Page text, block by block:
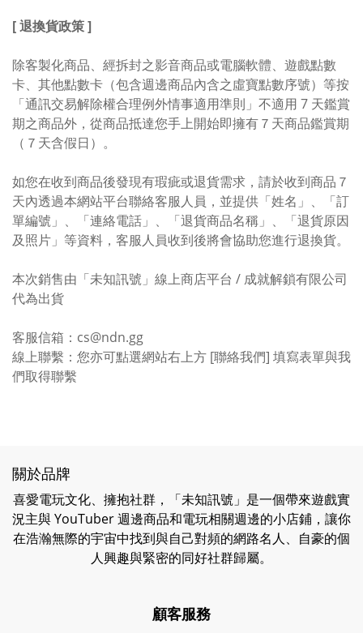
[ 退換貨政策 ]
除客製化商品、經拆封之影音商品或電腦軟體、遊戲點數
卡、其他點數卡（包含週邊商品內含之虛寶點數序號）等按
「通訊交易解除權合理例外情事適用準則」不適用 7 天鑑賞
期之商品外，從商品抵達您手上開始即擁有７天商品鑑賞期
（７天含假日）。
如您在收到商品後發現有瑕疵或退貨需求，請於收到商品７
天內透過本網站平台聯絡客服人員，並提供「姓名」、「訂
單編號」、「連絡電話」、「退貨商品名稱」、「退貨原因
及照片」等資料，客服人員收到後將會協助您進行退換貨。
本次銷售由「未知訊號」線上商店平台 / 成就解鎖有限公司
代為出貨
客服信箱：cs@ndn.gg
線上聯繫：您亦可點選網站右上方 [聯絡我們] 填寫表單與我
們取得聯繫
關於品牌
喜愛電玩文化、擁抱社群，「未知訊號」是一個帶來遊戲實
況主與 YouTuber 週邊商品和電玩相關週邊的小店鋪，讓你
在浩瀚無際的宇宙中找到與自己對頻的網路名人、自豪的個
人興趣與緊密的同好社群歸屬。
顧客服務